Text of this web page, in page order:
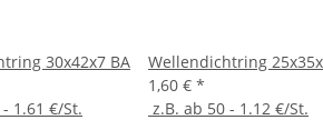
30x42x7 BA
1.61 €/St.
Wellendichtring
1,60 € *
z.B. ab 50 - 1.12 €/St.